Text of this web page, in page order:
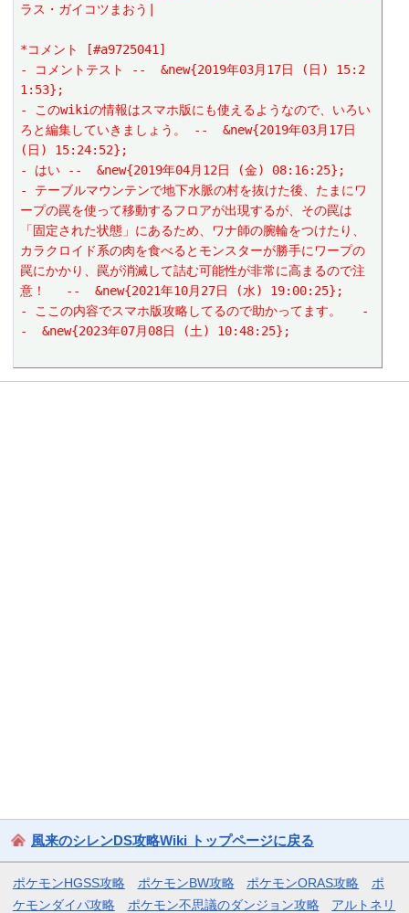
ラス・ガイコツまおう|
*コメント [#a9725041]
- コメントテスト --  &new{2019年03月17日 (日) 15:2
1:53};
- このwikiの情報はスマホ版にも使えるようなので、いろい
ろと編集していきましょう。 --  &new{2019年03月17日
(日) 15:24:52};
- はい --  &new{2019年04月12日 (金) 08:16:25};
- テーブルマウンテンで地下水脈の村を抜けた後、たまにワ
ープの罠を使って移動するフロアが出現するが、その罠は
「固定された状態」にあるため、ワナ師の腕輪をつけたり、
カラクロイド系の肉を食べるとモンスターが勝手にワープの
罠にかかり、罠が消滅して詰む可能性が非常に高まるので注
意！　 --  &new{2021年10月27日 (水) 19:00:25};
- ここの内容でスマホ版攻略してるので助かってます。　 -
-  &new{2023年07月08日 (土) 10:48:25};
風来のシレンDS攻略Wiki トップページに戻る
ポケモンHGSS攻略 ポケモンBW攻略 ポケモンORAS攻略
ポ
ケモンダイパ攻略
ポケモン不思議のダンジョン攻略 アルトネリ